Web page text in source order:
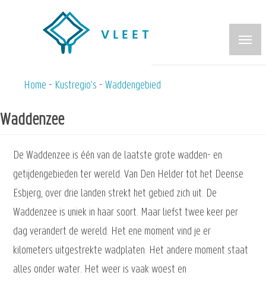
Home Kustregio's Waddengebied
Waddenzee
De Waddenzee is één van de laatste grote wadden- en
getijdengebieden ter wereld. Van Den Helder tot het Deense
Esbjerg, over drie landen strekt het gebied zich uit. De
Waddenzee is uniek in haar soort. Maar liefst twee keer per
dag verandert de wereld. Het ene moment vind je er
kilometers uitgestrekte wadplaten. Het andere moment staat
alles onder water. Het weer is vaak woest en